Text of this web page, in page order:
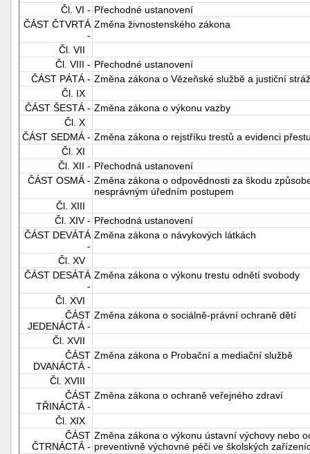
Čl. VI - Přechodné ustanovení
ČÁST ČTVRTÁ
-
Změna živnostenského zákona
Čl. VII
Čl. VIII - Přechodné ustanovení
ČÁST PÁTÁ - Změna zákona o Vězeňské službě a justiční
Čl. IX
ČÁST ŠESTÁ - Změna zákona o výkonu vazby
Čl. X
ČÁST SEDMÁ - Změna zákona o rejstříku trestů a evidenci
Čl. XI
Čl. XII - Přechodná ustanovení
ČÁST OSMÁ - Změna zákona o odpovědnosti za škodu
nesprávným úředním postupem
Čl. XIII
Čl. XIV - Přechodná ustanovení
ČÁST DEVÁTÁ
-
Změna zákona o návykových látkách
Čl. XV
ČÁST DESÁTÁ
-
Změna zákona o výkonu trestu odnětí svobody
Čl. XVI
ČÁST
JEDENÁCTÁ -
Změna zákona o sociálně-právní ochraně dětí
Čl. XVII
ČÁST
DVANÁCTÁ -
Změna zákona o Probační a mediační službě
Čl. XVIII
ČÁST
TŘINÁCTÁ -
Změna zákona o ochraně veřejného zdraví
Čl. XIX
ČÁST
ČTRNÁCTÁ -
Změna zákona o výkonu ústavní výchovy nebo
preventivně výchovné péči ve školských
náhrady
"náhradě
škod"